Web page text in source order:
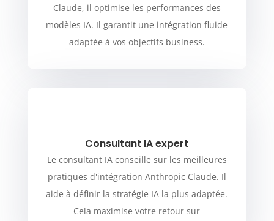
Claude, il optimise les performances des
modèles IA. Il garantit une intégration fluide
adaptée à vos objectifs business.
Consultant IA expert
Le consultant IA conseille sur les meilleures
pratiques d'intégration Anthropic Claude. Il
aide à définir la stratégie IA la plus adaptée.
Cela maximise votre retour sur